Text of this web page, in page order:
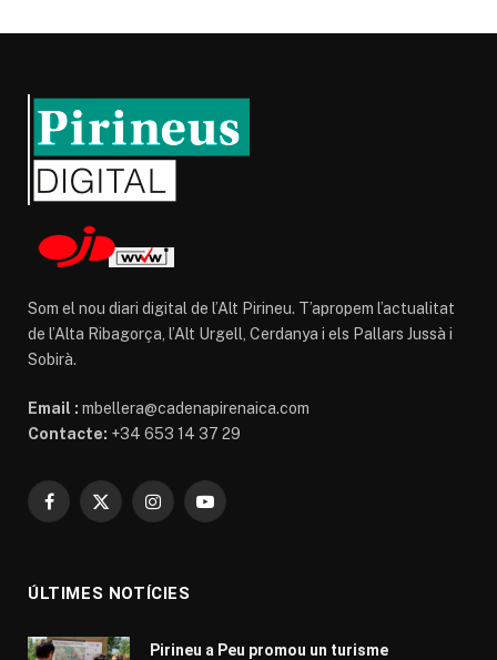
Som el nou diari digital de l’Alt Pirineu. T’apropem l’actualitat
de l’Alta Ribagorça, l’Alt Urgell, Cerdanya i els Pallars Jussà i
Sobirà.
Email : mbellera@cadenapirenaica.com
Contacte: +34 653 14 37 29
Facebook
X
InstagramYouTube
ÚLTIMES NOTÍCIES
Pirineu a Peu promou un turisme